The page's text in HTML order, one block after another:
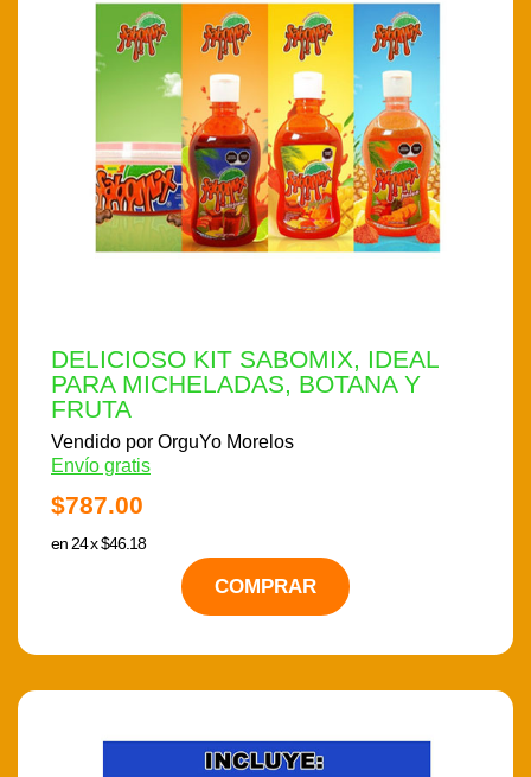
DELICIOSO KIT SABOMIX, IDEAL
PARA MICHELADAS, BOTANA Y
FRUTA
Vendido por OrguYo Morelos
Envío gratis
$787.00
en 24 x $46.18
COMPRAR